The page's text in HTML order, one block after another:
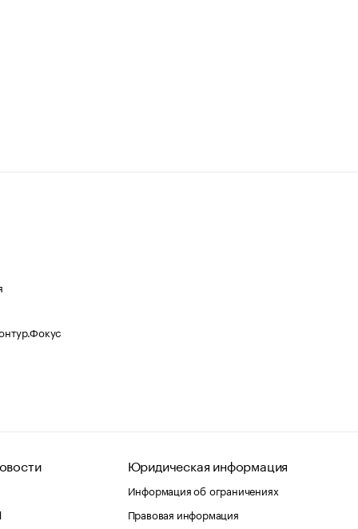
Юридическая информация
Информация об ограничениях
Правовая информация